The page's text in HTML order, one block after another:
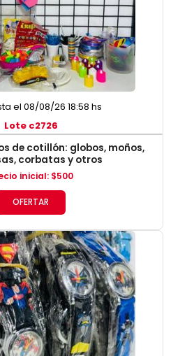
el 08/08/26 18:58 hs
Lote c2726
de cotillón: globos, moños,
corbatas y otros
inicial: $500
OFERTAR